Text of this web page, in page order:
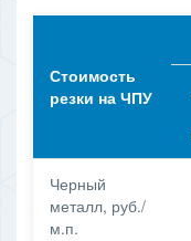
Стоимость
резки на ЧПУ
Черный
металл, руб./
м.п.